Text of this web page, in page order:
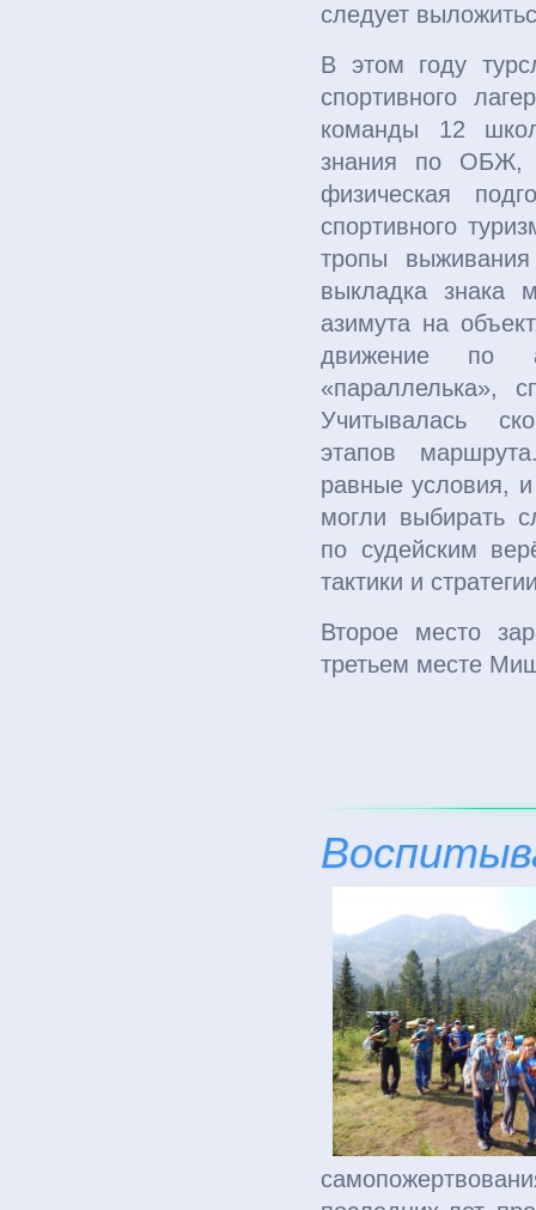
следует
В этом году
спортивного
команды 12
знания по ОБЖ,
физическая
спортивного
тропы
выкладка знака
азимута на
движение по
«параллелька»,
Учитывалась
этапов
равные условия, и
могли выбирать
по судейским
тактики и
Второе место
третьем месте